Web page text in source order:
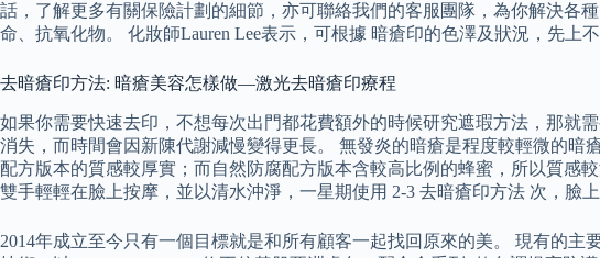
話，了解更多有關保險計劃的細節，亦可聯絡我們的客服團隊，為你解決各
命、抗氧化物。 化妝師Lauren Lee表示，可根據 暗瘡印的色澤及狀況，先上
去暗瘡印方法: 暗瘡美容怎樣做—激光去暗瘡印療程
如果你需要快速去印，不想每次出門都花費額外的時候研究遮瑕方法，那就
消失，而時間會因新陳代謝減慢變得更長。 無發炎的暗瘡是程度較輕微的
配方版本的質感較厚實；而自然防腐配方版本含較高比例的蜂蜜，所以質感
雙手輕輕在臉上按摩，並以清水沖淨，一星期使用 2-3 去暗瘡印方法 次，臉
2014年成立至今只有一個目標就是和所有顧客一起找回原來的美。 現有的